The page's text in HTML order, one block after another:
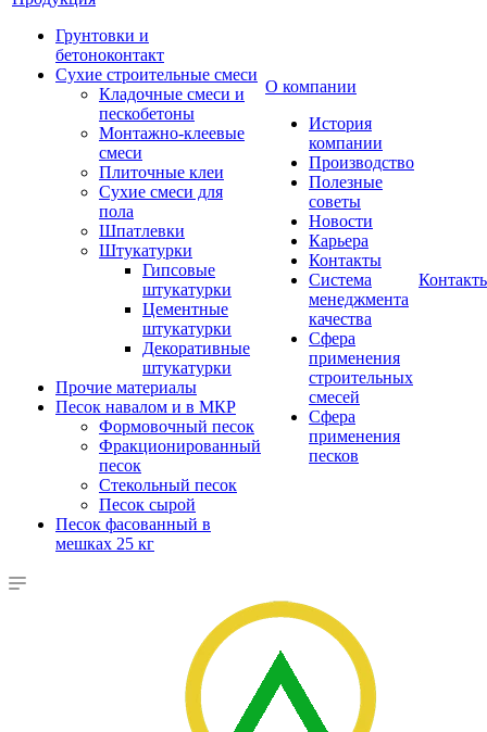
Грунтовки и
бетоноконтакт
Сухие строительные смеси
Кладочные смеси и
пескобетоны
Монтажно-клеевые
смеси
Плиточные клеи
Сухие смеси для
пола
Шпатлевки
Штукатурки
Гипсовые
штукатурки
Цементные
штукатурки
Декоративные
штукатурки
Прочие материалы
Песок навалом и в МКР
Формовочный песок
Фракционированный
песок
Стекольный песок
Песок сырой
Песок фасованный в
мешках 25 кг
О компании
История
компании
Производство
Полезные
советы
Новости
Карьера
Контакты
Система
менеджмента
качества
Сфера
применения
строительных
смесей
Сфера
применения
песков